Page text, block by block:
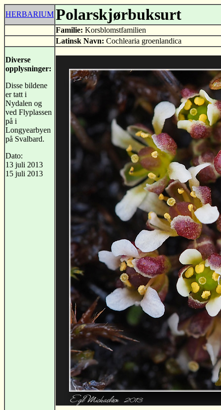
HERBARIUM Polarskjørbuksurt
Familie: Korsblomstfamilien
Latinsk Navn: Cochlearia groenlandica
Diverse
opplysninger:
Disse bildene
er tatt i
Nydalen og
ved Flyplassen
på i
Longyearbyen
på Svalbard.
Dato:
13 juli 2013
15 juli 2013